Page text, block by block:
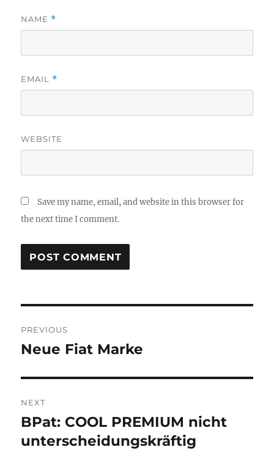
NAME *
EMAIL *
WEBSITE
Save my name, email, and website in this browser for
the next time I comment.
navigation
PREVIOUS
Previous
Neue Fiat Marke
NEXT
Next
post:
BPat: COOL PREMIUM nicht
unterscheidungskräftig